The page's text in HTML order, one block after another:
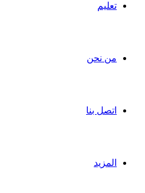
تعليم
من نحن
اتصل بنا
المزيد